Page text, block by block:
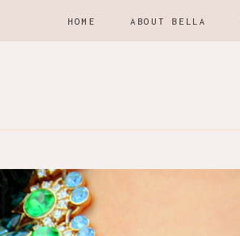
HOME ABOUT BELLA